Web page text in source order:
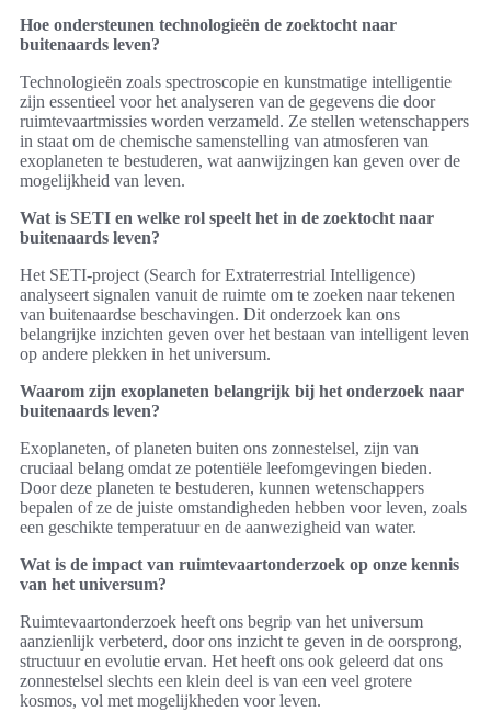
Hoe ondersteunen technologieën de zoektocht naar
buitenaards leven?
Technologieën zoals spectroscopie en kunstmatige intelligentie
zijn essentieel voor het analyseren van de gegevens die door
ruimtevaartmissies worden verzameld. Ze stellen wetenschappers
in staat om de chemische samenstelling van atmosferen van
exoplaneten te bestuderen, wat aanwijzingen kan geven over de
mogelijkheid van leven.
Wat is SETI en welke rol speelt het in de zoektocht naar
buitenaards leven?
Het SETI-project (Search for Extraterrestrial Intelligence)
analyseert signalen vanuit de ruimte om te zoeken naar tekenen
van buitenaardse beschavingen. Dit onderzoek kan ons
belangrijke inzichten geven over het bestaan van intelligent leven
op andere plekken in het universum.
Waarom zijn exoplaneten belangrijk bij het onderzoek naar
buitenaards leven?
Exoplaneten, of planeten buiten ons zonnestelsel, zijn van
cruciaal belang omdat ze potentiële leefomgevingen bieden.
Door deze planeten te bestuderen, kunnen wetenschappers
bepalen of ze de juiste omstandigheden hebben voor leven, zoals
een geschikte temperatuur en de aanwezigheid van water.
Wat is de impact van ruimtevaartonderzoek op onze kennis
van het universum?
Ruimtevaartonderzoek heeft ons begrip van het universum
aanzienlijk verbeterd, door ons inzicht te geven in de oorsprong,
structuur en evolutie ervan. Het heeft ons ook geleerd dat ons
zonnestelsel slechts een klein deel is van een veel grotere
kosmos, vol met mogelijkheden voor leven.